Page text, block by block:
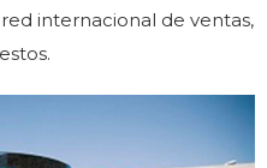
internacional de ventas,